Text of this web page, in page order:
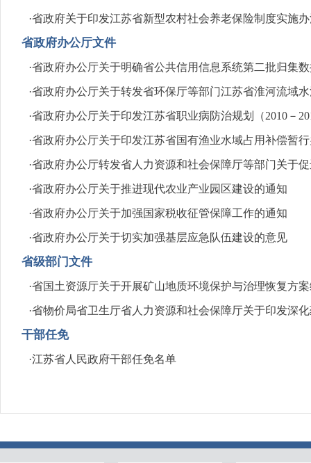
·省政府关于印发江苏省新型农村社会养老保险制度实施
省政府办公厅文件
·省政府办公厅关于明确省公共信用信息系统第二批归集
·省政府办公厅关于转发省环保厅等部门江苏省淮河流域
·省政府办公厅关于印发江苏省职业病防治规划（2010－
·省政府办公厅关于印发江苏省国有渔业水域占用补偿暂
·省政府办公厅转发省人力资源和社会保障厅等部门关于
·省政府办公厅关于推进现代农业产业园区建设的通知
·省政府办公厅关于加强国家税收征管保障工作的通知
·省政府办公厅关于切实加强基层应急队伍建设的意见
省级部门文件
·省国土资源厅关于开展矿山地质环境保护与治理恢复方
·省物价局省卫生厅省人力资源和社会保障厅关于印发深
干部任免
·江苏省人民政府干部任免名单